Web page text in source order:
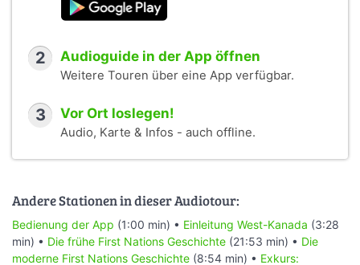
2 Audioguide in der App öffnen
Weitere Touren über eine App verfügbar.
3 Vor Ort loslegen!
Audio, Karte & Infos - auch offline.
Andere Stationen in dieser Audiotour:
Bedienung der App (1:00 min) • Einleitung West-Kanada (3:28
min) • Die frühe First Nations Geschichte (21:53 min) • Die
moderne First Nations Geschichte (8:54 min) • Exkurs: